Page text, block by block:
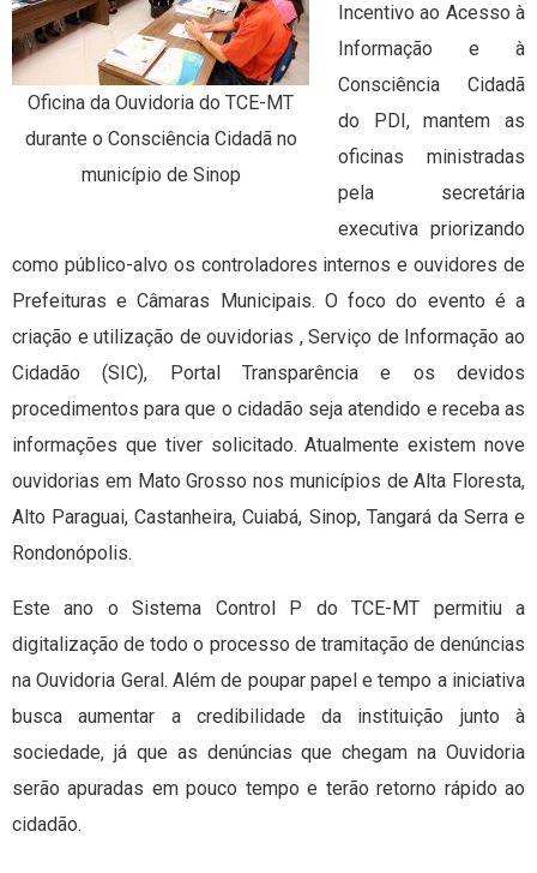
Oficina da Ouvidoria do TCE-MT
durante o Consciência Cidadã no
município de Sinop
Incentivo ao Acesso à
Informação e à
Consciência Cidadã
do PDI, mantem as
oficinas ministradas
pela secretária
executiva priorizando
como público-alvo os controladores internos e ouvidores de
Prefeituras e Câmaras Municipais. O foco do evento é a
criação e utilização de ouvidorias , Serviço de Informação ao
Cidadão (SIC), Portal Transparência e os devidos
procedimentos para que o cidadão seja atendido e receba as
informações que tiver solicitado. Atualmente existem nove
ouvidorias em Mato Grosso nos municípios de Alta Floresta,
Alto Paraguai, Castanheira, Cuiabá, Sinop, Tangará da Serra e
Rondonópolis.
Este ano o Sistema Control P do TCE-MT permitiu a
digitalização de todo o processo de tramitação de denúncias
na Ouvidoria Geral. Além de poupar papel e tempo a iniciativa
busca aumentar a credibilidade da instituição junto à
sociedade, já que as denúncias que chegam na Ouvidoria
serão apuradas em pouco tempo e terão retorno rápido ao
cidadão.